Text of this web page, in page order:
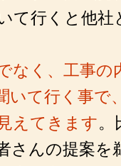
て行くと他社
なく、工事の
いて行く事で
えてきます。
さんの提案を